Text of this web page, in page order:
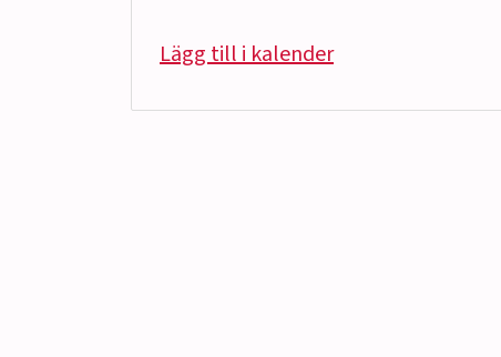
Lägg till i kalender